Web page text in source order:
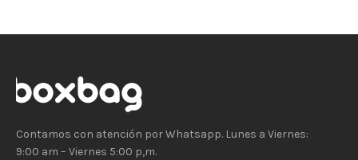
Contamos con atención por Whatsapp. Lunes a Viernes:
9:00 am – Viernes 5:00 p,m.